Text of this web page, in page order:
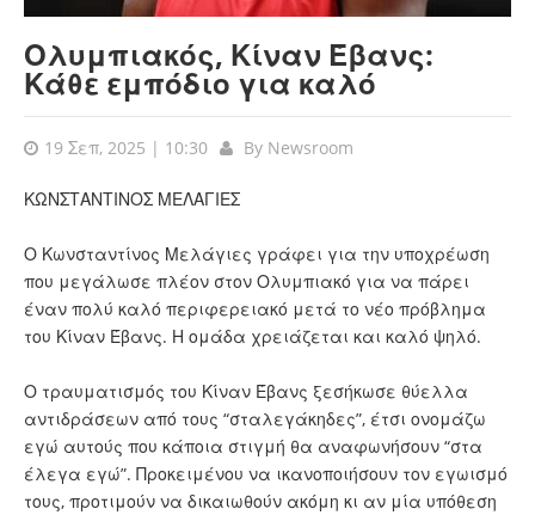
Ολυμπιακός, Κίναν Έβανς:
Κάθε εμπόδιο για καλό
19 Σεπ, 2025 | 10:30 By Newsroom
ΚΩΝΣΤΑΝΤΙΝΟΣ ΜΕΛΑΓΙΕΣ
Ο Κωνσταντίνος Μελάγιες γράφει για την υποχρέωση
που μεγάλωσε πλέον στον Ολυμπιακό για να πάρει
έναν πολύ καλό περιφερειακό μετά το νέο πρόβλημα
του Κίναν Έβανς. Η ομάδα χρειάζεται και καλό ψηλό.
Ο τραυματισμός του Κίναν Έβανς ξεσήκωσε θύελλα
αντιδράσεων από τους “σταλεγάκηδες”, έτσι ονομάζω
εγώ αυτούς που κάποια στιγμή θα αναφωνήσουν “στα
έλεγα εγώ”. Προκειμένου να ικανοποιήσουν τον εγωισμό
τους, προτιμούν να δικαιωθούν ακόμη κι αν μία υπόθεση